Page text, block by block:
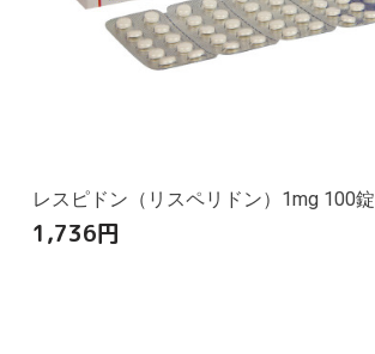
レスピドン（リスペリドン）1mg 100錠
1,736円